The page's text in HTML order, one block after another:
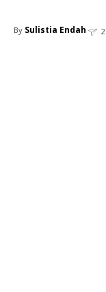
By Sulistia Endah